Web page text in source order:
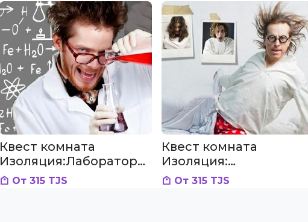
Квест комната
Изоляция:Лаборатория
сумасшедшего
От 315 TJS
Квест комната
Изоляция:
Психиатрическая 16
От 315 TJS